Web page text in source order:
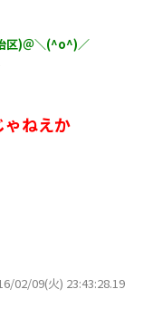
区)＠＼(^o^)／
ゃねえか
02/09(火) 23:43:28.19